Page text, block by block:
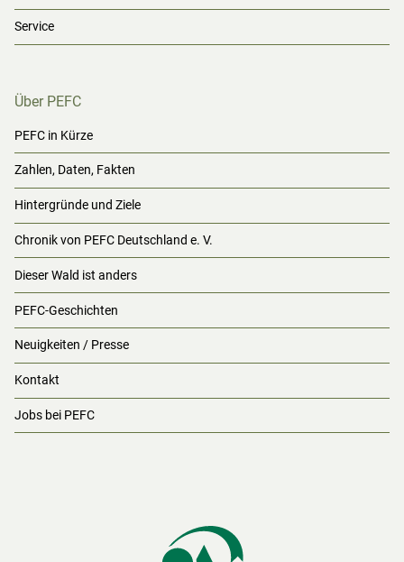
Service
Über PEFC
PEFC in Kürze
Zahlen, Daten, Fakten
Hintergründe und Ziele
Chronik von PEFC Deutschland e. V.
Dieser Wald ist anders
PEFC-Geschichten
Neuigkeiten / Presse
Kontakt
Jobs bei PEFC